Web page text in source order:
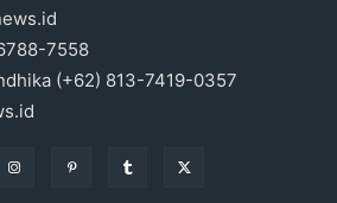
7558
(+62) 813-7419-0357